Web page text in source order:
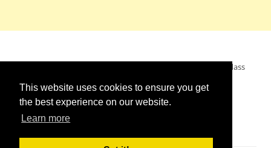
This website uses cookies to ensure you get
the best experience on our website.
Learn more
Mein Wunsch: dass alle Menschen ohne Krieg leben dürfen, dass
alle Menschen den Krieg verurteilen und sich von den
Kriegstreibern abwenden. Das wünsche ich mir.